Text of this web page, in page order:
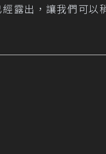
露出，讓我們可以